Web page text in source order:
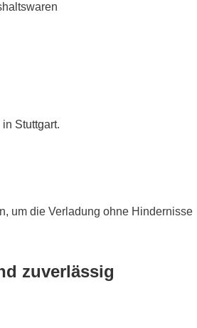
in Stuttgart.
um die Verladung ohne Hindernisse
zuverlässig